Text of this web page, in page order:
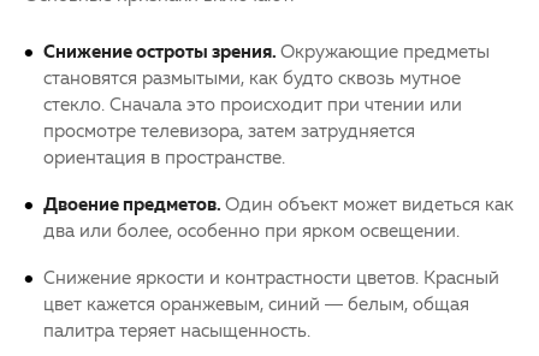
Снижение остроты зрения. Окружающие предметы
становятся размытыми, как будто сквозь мутное
стекло. Сначала это происходит при чтении или
просмотре телевизора, затем затрудняется
ориентация в пространстве.
Двоение предметов. Один объект может видеться как
два или более, особенно при ярком освещении.
Снижение яркости и контрастности цветов. Красный
цвет кажется оранжевым, синий — белым, общая
палитра теряет насыщенность.